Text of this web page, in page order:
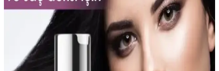
Sedolin şampuanları, kuru, kepekli ve yağlı saçlar için özel
formülleriyle saçların doğal yapısını korur, güçlendirir ve saç derisini
sağlıklı tutar. Uzun süreli kullanımda etkili sonuçlar sağlar.
Doğal ve Güçlü Kepek Şampuanları: Saç Derisini
Koruyan Bitkisel Çözümler